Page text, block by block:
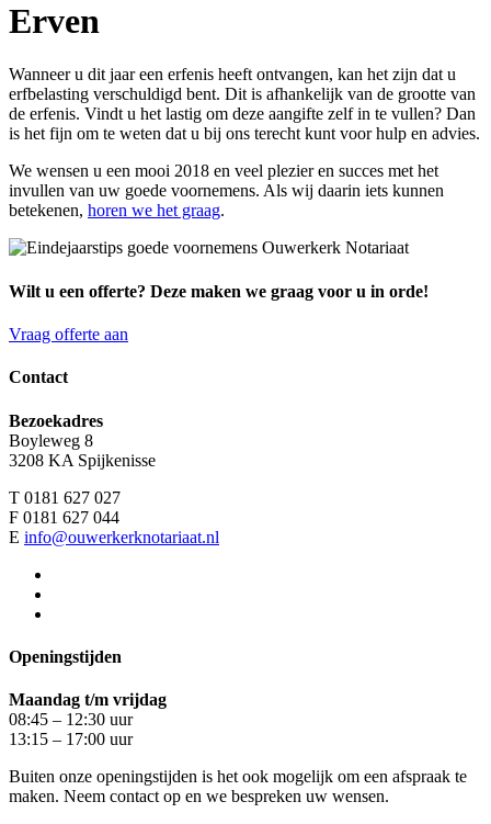
Erven
Wanneer u dit jaar een erfenis heeft ontvangen, kan het zijn dat u
erfbelasting verschuldigd bent. Dit is afhankelijk van de grootte van
de erfenis. Vindt u het lastig om deze aangifte zelf in te vullen? Dan
is het fijn om te weten dat u bij ons terecht kunt voor hulp en advies.
We wensen u een mooi 2018 en veel plezier en succes met het
invullen van uw goede voornemens. Als wij daarin iets kunnen
betekenen, horen we het graag.
Wilt u een offerte? Deze maken we graag voor u in orde!
Vraag offerte aan
Contact
Bezoekadres
Boyleweg 8
3208 KA Spijkenisse
T 0181 627 027
F 0181 627 044
E info@ouwerkerknotariaat.nl
Openingstijden
Maandag t/m vrijdag
08:45 – 12:30 uur
13:15 – 17:00 uur
Buiten onze openingstijden is het ook mogelijk om een afspraak te
maken. Neem contact op en we bespreken uw wensen.